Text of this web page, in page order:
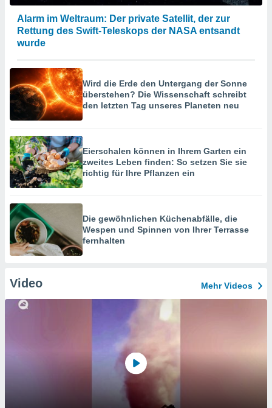
Alarm im Weltraum: Der private Satellit, der zur
Rettung des Swift-Teleskops der NASA entsandt
wurde
Wird die Erde den Untergang der Sonne
überstehen? Die Wissenschaft schreibt
den letzten Tag unseres Planeten neu
Eierschalen können in Ihrem Garten ein
zweites Leben finden: So setzen Sie sie
richtig für Ihre Pflanzen ein
Die gewöhnlichen Küchenabfälle, die
Wespen und Spinnen von Ihrer Terrasse
fernhalten
Video Mehr Videos